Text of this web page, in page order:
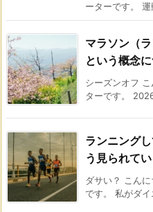
ーターです。
マラソン（
という概念
シーズンオフ
ターです。
ランニング
う見られて
ダサい？ こん
です。 私がダ